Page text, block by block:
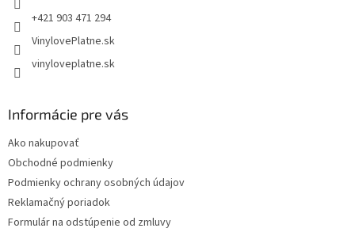
+421 903 471 294
VinylovePlatne.sk
vinyloveplatne.sk
Informácie pre vás
Ako nakupovať
Obchodné podmienky
Podmienky ochrany osobných údajov
Reklamačný poriadok
Formulár na odstúpenie od zmluvy